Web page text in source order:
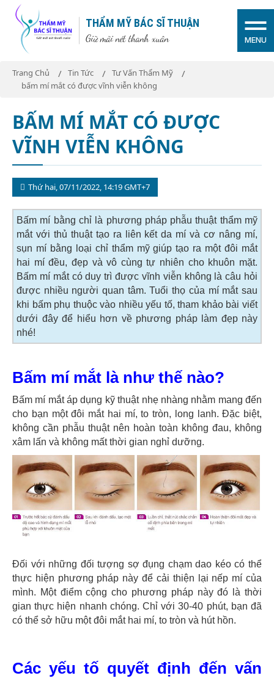
THẨM MỸ BÁC SĨ THUẬN
Giữ mãi nét thanh xuân MENU
Trang Chủ Tin Tức
Tư Vấn Thẩm Mỹ
bấm mí mắt có được vĩnh viễn không
BẤM MÍ MẮT CÓ ĐƯỢC
VĨNH VIỄN KHÔNG
Thứ hai, 07/11/2022, 14:19 GMT+7
Bấm mí bằng chỉ là phương pháp phẫu thuật thẩm mỹ
mắt với thủ thuật tạo ra liên kết da mí và cơ nâng mí,
sụn mí bằng loại chỉ thẩm mỹ giúp tạo ra một đôi mắt
hai mí đều, đẹp và vô cùng tự nhiên cho khuôn mặt.
Bấm mí mắt có duy trì được vĩnh viễn không là câu hỏi
được nhiều người quan tâm. Tuổi thọ của mí mắt sau
khi bấm phụ thuộc vào nhiều yếu tố, tham khảo bài viết
dưới đây để hiểu hơn về phương pháp làm đẹp này
nhé!
Bấm mí mắt là như thế nào?
Bấm mí mắt áp dụng kỹ thuật nhẹ nhàng nhằm mang đến
cho bạn một đôi mắt hai mí, to tròn, long lanh. Đặc biệt,
không cần phẫu thuật nên hoàn toàn không đau, không
xâm lấn và không mất thời gian nghỉ dưỡng.
Đối với những đối tượng sợ đụng chạm dao kéo có thể
thực hiện phương pháp này để cải thiện lại nếp mí của
mình. Một điểm cộng cho phương pháp này đó là thời
gian thực hiện nhanh chóng. Chỉ với 30-40 phút, bạn đã
có thể sở hữu một đôi mắt hai mí, to tròn và hút hồn.
Các yếu tố quyết định đến vấn